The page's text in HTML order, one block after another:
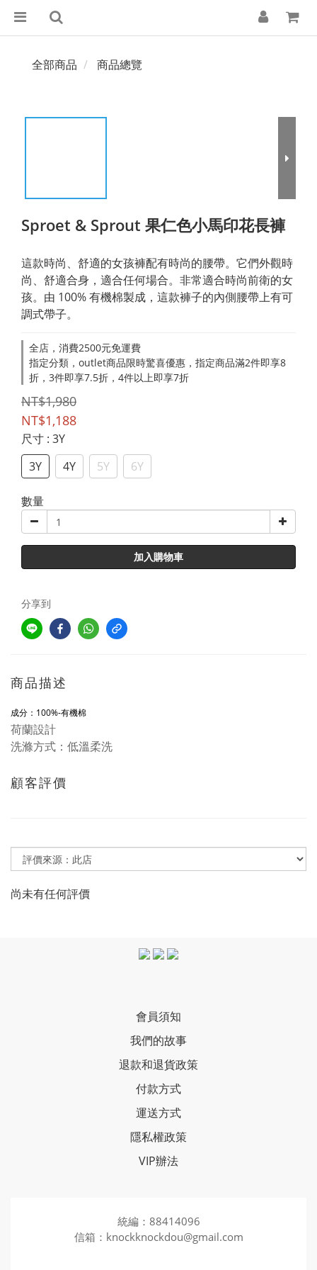
全部商品 商品總覽
Sproet & Sprout 果仁色小馬印花長褲
這款時尚、舒適的女孩褲配有時尚的腰帶。它們外觀時
尚、舒適合身，適合任何場合。非常適合時尚前衛的女
孩。由 100% 有機棉製成，這款褲子的內側腰帶上有可
調式帶子。
全店，消費2500元免運費
指定分類，outlet商品限時驚喜優惠，指定商品滿2件即享8
折，3件即享7.5折，4件以上即享7折
NT$1,980
NT$1,188
尺寸 : 3Y
3Y
4Y 5Y 6Y
數量
加入購物車
分享到
商品描述
成分： 100%-有機棉
荷蘭設計
洗滌方式：低溫柔洗
顧客評價
尚未有任何評價
會員須知
我們的故事
退款和退貨政策
付款方式
運送方式
隱私權政策
VIP辦法
統編：88414096
信箱：knockknockdou@gmail.com